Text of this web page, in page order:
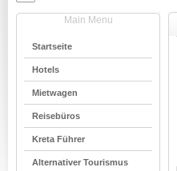
Main Menu
Startseite
Hotels
Mietwagen
Reisebüros
Kreta Führer
Alternativer Tourismus